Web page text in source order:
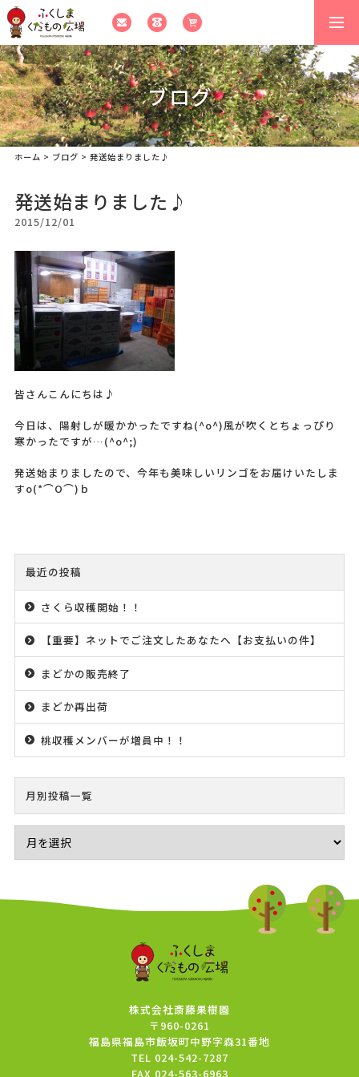
ブログ
ホーム > ブログ > 発送始まりました♪
発送始まりました♪
2015/12/01
皆さんこんにちは♪
今日は、陽射しが暖かかったですね(^o^)風が吹くとちょっぴり
寒かったですが…(^o^;)
発送始まりましたので、今年も美味しいリンゴをお届けいたしま
すo(*⌒O⌒)ｂ
最近の投稿
さくら収穫開始！！
【重要】ネットでご注文したあなたへ【お支払いの件】
まどかの販売終了
まどか再出荷
桃収穫メンバーが増員中！！
月別投稿一覧
株式会社斎藤果樹園
〒960-0261
福島県福島市飯坂町中野字森31番地
TEL 024-542-7287
FAX 024-563-6963